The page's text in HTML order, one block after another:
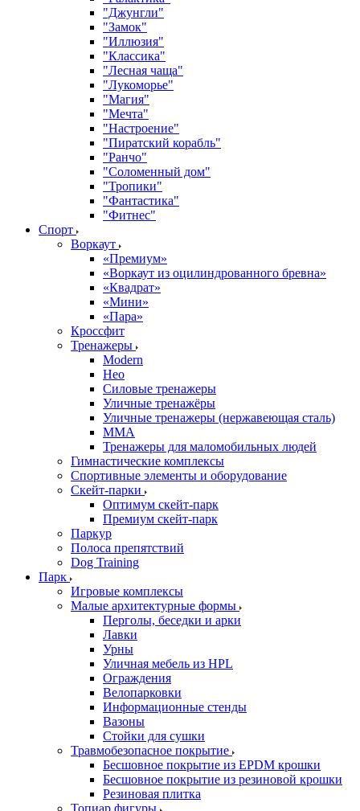
"Джунгли"
"Замок"
"Иллюзия"
"Классика"
"Лесная чаща"
"Лукоморье"
"Магия"
"Мечта"
"Настроение"
"Пиратский корабль"
"Ранчо"
"Соломенный дом"
"Тропики"
"Фантастика"
"Фитнес"
Спорт
Воркаут
«Премиум»
«Воркаут из оцилиндрованного бревна»
«Квадрат»
«Мини»
«Пара»
Кроссфит
Тренажеры
Modern
Нео
Силовые тренажеры
Уличные тренажёры
Уличные тренажеры (нержавеющая сталь)
ММА
Тренажеры для маломобильных людей
Гимнастические комплексы
Спортивные элементы и оборудование
Скейт-парки
Оптимум скейт-парк
Премиум скейт-парк
Паркур
Полоса препятствий
Dog Training
Парк
Игровые комплексы
Малые архитектурные формы
Перголы, беседки и арки
Лавки
Урны
Уличная мебель из HPL
Ограждения
Велопарковки
Информационные стенды
Вазоны
Стойки для сушки
Травмобезопасное покрытие
Бесшовное покрытие из EPDM крошки
Бесшовное покрытие из резиновой крошки
Резиновая плитка
Топиар фигуры